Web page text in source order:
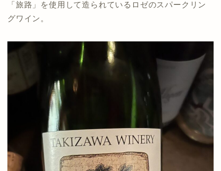
「旅路」を使用して造られているロゼのスパークリン
グワイン。